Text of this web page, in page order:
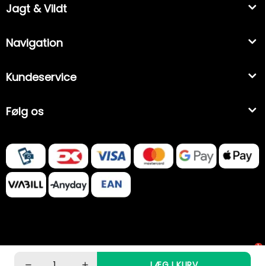
Jagt & Vildt
Navigation
Kundeservice
Følg os
1